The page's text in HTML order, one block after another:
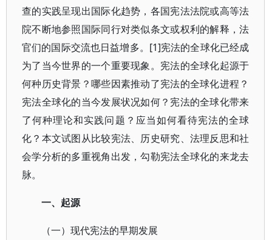
查的实践呈现出国际化趋势，各国宪法法院或高等法
院不断地参照国际同行对类似条文或权利的解释，法
官们的国际交流也日益增多。[1]宪法的全球化已经成
为了当今世界的一个重要现象。宪法的全球化起源于
何种历史背景？哪些因素推动了宪法的全球化进程？
宪法全球化的当今发展状况如何？宪法的全球化带来
了何种理论和实践问题？应当如何看待宪法的全球
化？本文试图从比较宪法、历史研究、法理反思和社
会学分析的多重视角出发，勾勒宪法全球化的来龙去
脉。
一、起源
（一）现代宪法的早期发展